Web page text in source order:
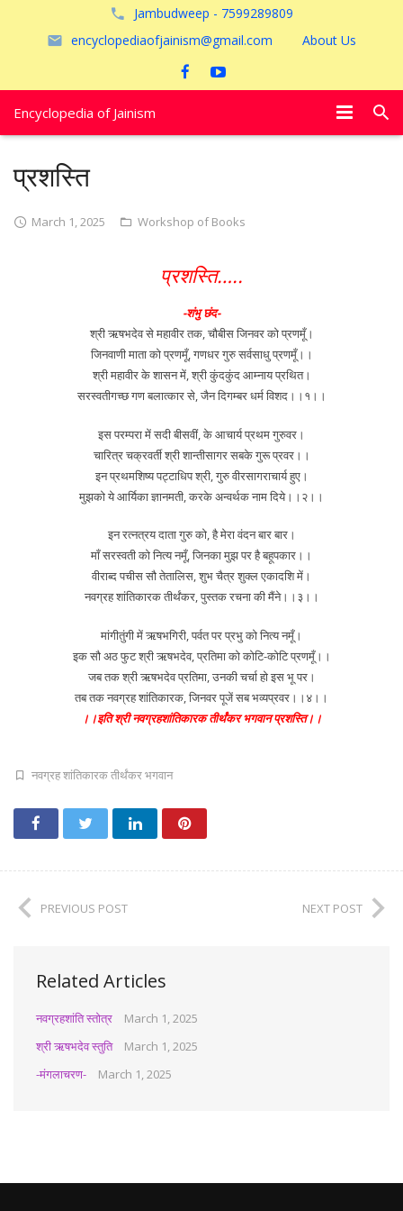
Jambudweep - 7599289809
encyclopediaofjainism@gmail.com
About Us
Encyclopedia of Jainism
पूजायें
प्रशस्ति
March 1, 2025 Workshop of Books
प्रशस्ति…..
-शंभु छंद-
श्री ऋषभदेव से महावीर तक, चौबीस जिनवर को प्रणमूँ।
जिनवाणी माता को प्रणमूँ, गणधर गुरु सर्वसाधु प्रणमूँ।।
श्री महावीर के शासन में, श्री कुंदकुंद आम्नाय प्रथित।
सरस्वतीगच्छ गण बलात्कार से, जैन दिगम्बर धर्म विशद।।१।।
इस परम्परा में सदी बीसवीं, के आचार्य प्रथम गुरुवर।
चारित्र चक्रवर्ती श्री शान्तीसागर सबके गुरू प्रवर।।
इन प्रथमशिष्य पट्टाधिप श्री, गुरु वीरसागराचार्य हुए।
मुझको ये आर्यिका ज्ञानमती, करके अन्वर्थक नाम दिये।।२।।
इन रत्नत्रय दाता गुरु को, है मेरा वंदन बार बार।
माँ सरस्वती को नित्य नमूँ, जिनका मुझ पर है बहूपकार।।
वीराब्द पचीस सौ तेतालिस, शुभ चैत्र शुक्ल एकादशि में।
नवग्रह शांतिकारक तीर्थंकर, पुस्तक रचना की मैंने।।३।।
मांगीतुंगी में ऋषभगिरी, पर्वत पर प्रभु को नित्य नमूँ।
इक सौ अठ फुट श्री ऋषभदेव, प्रतिमा को कोटि-कोटि प्रणमूँ।।
जब तक श्री ऋषभदेव प्रतिमा, उनकी चर्चा हो इस भू पर।
तब तक नवग्रह शांतिकारक, जिनवर पूजें सब भव्यप्रवर।।४।।
।।इति श्री नवग्रहशांतिकारक तीर्थंकर भगवान प्रशस्ति।।
नवग्रह शांतिकारक तीर्थंकर भगवान
PREVIOUS POST NEXT POST
Related Articles
नवग्रहशांति स्तोत्र
March 1, 2025
श्री ऋषभदेव स्तुति
March 1, 2025
-मंगलाचरण-
March 1, 2025